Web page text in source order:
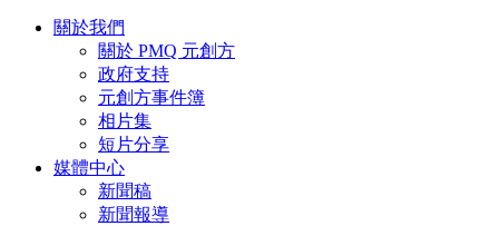
關於我們
關於 PMQ 元創方
政府支持
元創方事件簿
相片集
短片分享
媒體中心
新聞稿
新聞報導